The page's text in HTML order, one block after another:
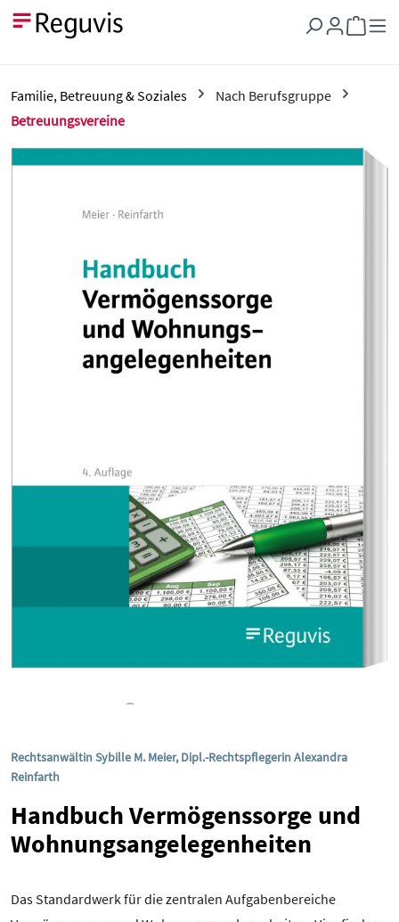
Zum Hauptinhalt springen
Familie, Betreuung & Soziales
Nach Berufsgruppe
Betreuungsvereine
Rechtsanwältin Sybille M. Meier, Dipl.-Rechtspflegerin Alexandra
Reinfarth
Handbuch Vermögenssorge und
Wohnungsangelegenheiten
Das Standardwerk für die zentralen Aufgabenbereiche